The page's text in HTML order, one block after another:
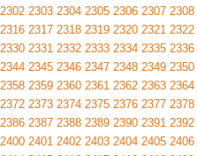
2302 2303 2304 2305 2306 2307 2308
2316 2317 2318 2319 2320 2321 2322
2330 2331 2332 2333 2334 2335 2336
2344 2345 2346 2347 2348 2349 2350
2358 2359 2360 2361 2362 2363 2364
2372 2373 2374 2375 2376 2377 2378
2386 2387 2388 2389 2390 2391 2392
2400 2401 2402 2403 2404 2405 2406